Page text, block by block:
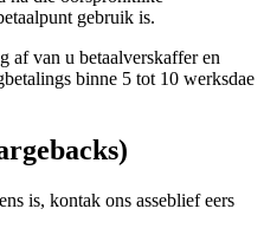
gebruik is.
af van u betaalverskaffer en
binne 5 tot 10 werksdae
is, kontak ons asseblief eers